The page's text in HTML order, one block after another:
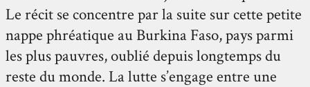
Le récit se concentre par la suite sur cette petite
nappe phréatique au Burkina Faso, pays parmi
les plus pauvres, oublié depuis longtemps du
reste du monde. La lutte s’engage entre une